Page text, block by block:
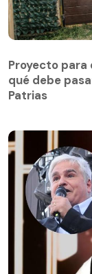
Proyecto para
qué debe
Patrias